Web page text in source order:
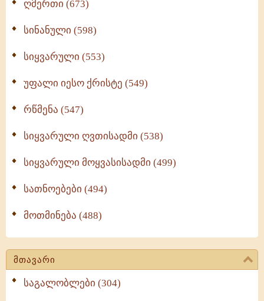
ღმერთი (673)
სინანული (598)
სიყვარული (553)
უფალი იესო ქრისტე (549)
რწმენა (547)
სიყვარული ღვთისადმი (538)
სიყვარული მოყვასისადმი (499)
სათნოებები (494)
მოთმინება (488)
მთავარი
საგალობლები (304)